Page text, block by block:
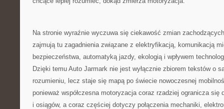
Na stronie wyraźnie wyczuwa się ciekawość zmian
zajmują tu zagadnienia związane z elektryfikacją, komunikacją
bezpieczeństwa, automatyką jazdy, ekologią i wpływem
Dzięki temu Auto Jarmark nie jest wyłącznie zbiorem tekstów o
rozumieniu, lecz staje się mapą po świecie nowoczesnej
ponieważ współczesna motoryzacja coraz rzadziej ogranicza się
i osiągów, a coraz częściej dotyczy połączenia mechaniki,